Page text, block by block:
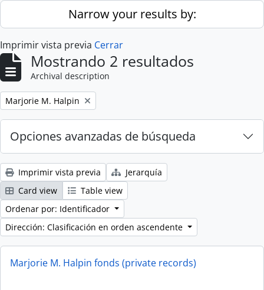
Skip to main contentNarrow your results by:
Imprimir vista previa Cerrar
Mostrando 2 resultados
Archival description
Remove filter:
Marjorie M. Halpin
Opciones avanzadas de búsqueda
Imprimir vista previa
Jerarquía
Card view
Table view
Ordenar por: Identificador
Dirección: Clasificación en orden ascendente
Marjorie M. Halpin fonds (private records)